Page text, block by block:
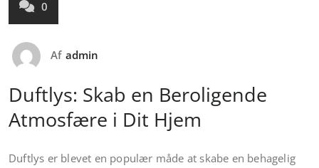
0
Af admin
Duftlys: Skab en Beroligende
Atmosfære i Dit Hjem
Duftlys er blevet en populær måde at skabe en behagelig